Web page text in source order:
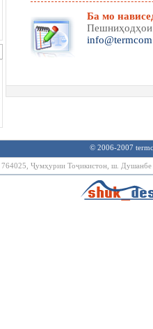
Ба мо
© 2006-2007
764025, Ҷумҳурии Тоҷикистон, ш.